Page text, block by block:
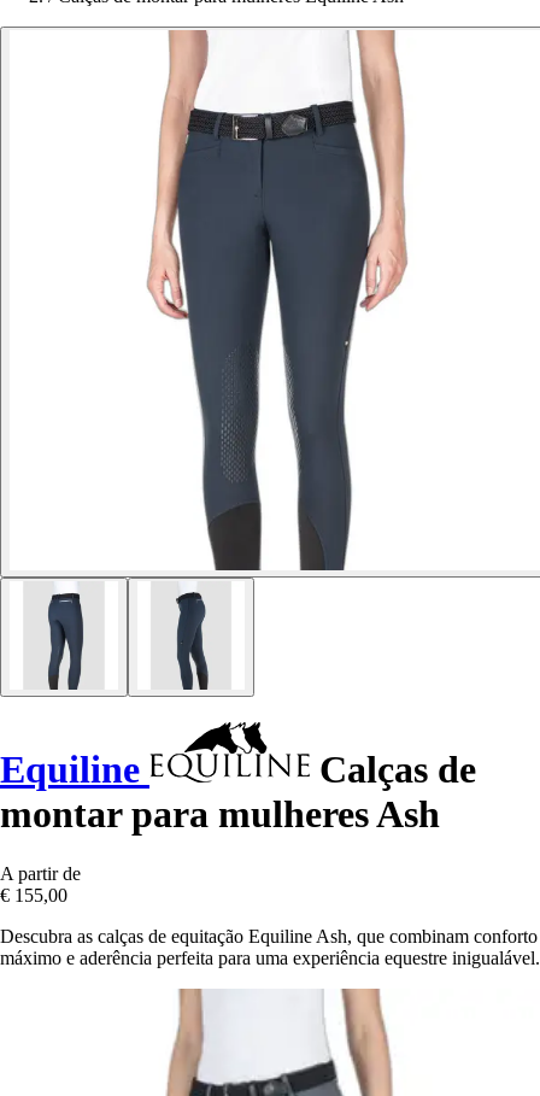
Equiline
Calças de
montar para mulheres Ash
A partir de
€ 155,00
Descubra as calças de equitação Equiline Ash, que combinam conforto
máximo e aderência perfeita para uma experiência equestre inigualável.